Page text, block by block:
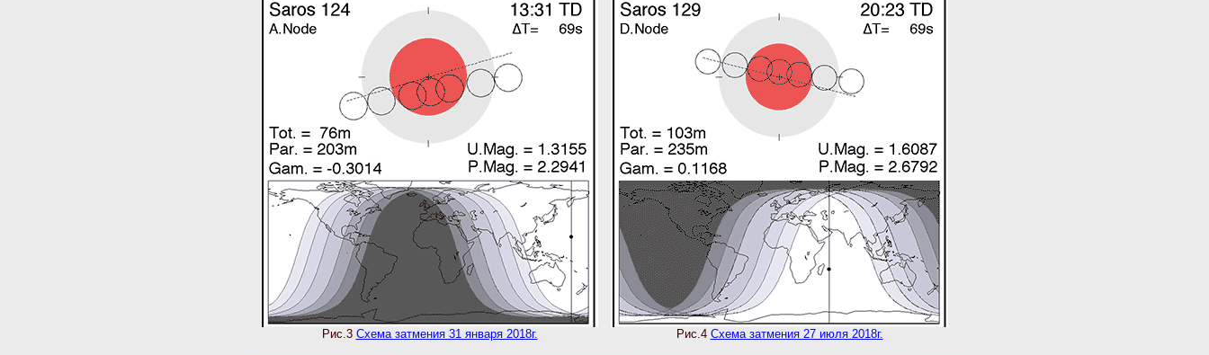
Рис.3 Схема затмения 31 января 2018г. Рис.4 Схема затмения 27 июля 2018г.